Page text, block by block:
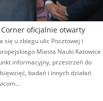
oficjalnie otwarty
się u zbiegu ulic Pocztowej i
Miasta Nauki Katowice
informacyjny, przestrzeń do
badań i innych działań